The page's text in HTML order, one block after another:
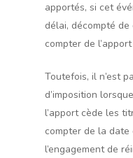
apportés, si cet
délai, décompté
compter de
Toutefois, il n’est
d’imposition
l’apport cède les
compter de la date
l’engagement de